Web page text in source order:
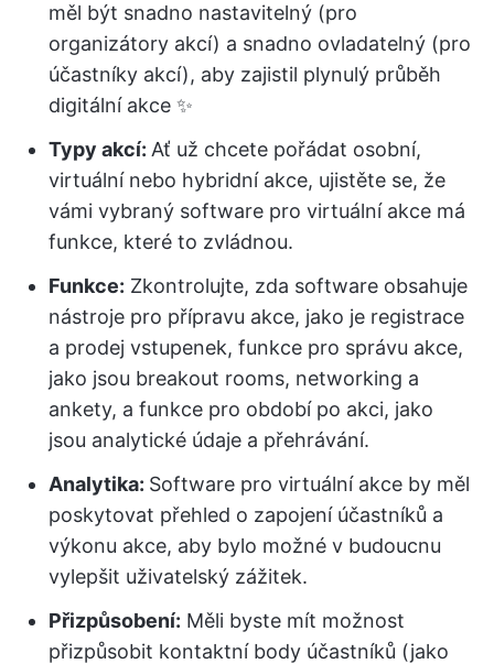
měl být snadno nastavitelný (pro
organizátory akcí) a snadno ovladatelný (pro
účastníky akcí), aby zajistil plynulý průběh
digitální akce ✨
Typy akcí: Ať už chcete pořádat osobní,
virtuální nebo hybridní akce, ujistěte se, že
vámi vybraný software pro virtuální akce má
funkce, které to zvládnou.
Funkce: Zkontrolujte, zda software obsahuje
nástroje pro přípravu akce, jako je registrace
a prodej vstupenek, funkce pro správu akce,
jako jsou breakout rooms, networking a
ankety, a funkce pro období po akci, jako
jsou analytické údaje a přehrávání.
Analytika: Software pro virtuální akce by měl
poskytovat přehled o zapojení účastníků a
výkonu akce, aby bylo možné v budoucnu
vylepšit uživatelský zážitek.
Přizpůsobení: Měli byste mít možnost
přizpůsobit kontaktní body účastníků (jako